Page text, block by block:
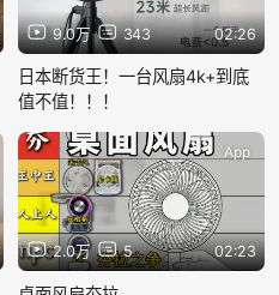
9.0万 343 02:26
日本断货王！一台风扇4k+到底
值不值！！！
2.0万 5 02:23
App